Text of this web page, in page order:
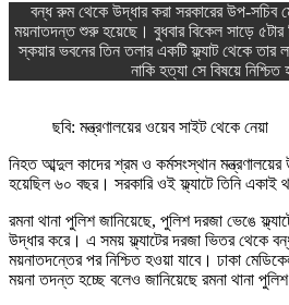
বন্ধ রুম থেকে উদ্ধার করা সরকারের উপ-সচিব
ময়নাতদন্ত শুরু হয়েছে। বুধবার বিকেল সাড়ে ৫টার
স্কয়ার ভবনের তিন তলার একটি ফ্ল্যাট থেকে
নাকি হত্যা সে বিষয়ে নিশ্চিত
ছবি: মন্ত্রণালয়ের ওয়েব সাইট থেকে নেয়া
নিহত আব্দুল কাদের শ্রম ও কর্মসংস্থান
হয়েছিল ৬০ বছর। সরকারি ওই ফ্ল্যাটে তিনি একাই
রমনা থানা পুলিশ জানিয়েছে, পুলিশ দরজা ভেঙে
উদ্ধার করে। এ সময় ফ্ল্যাটের দরজা ভিতর থেকে
ময়নাতদন্তের পর নিশ্চিত হওয়া যাবে। ঢাকা
ময়না তদন্ত হচ্ছে বলেও জানিয়েছে রমনা থানা